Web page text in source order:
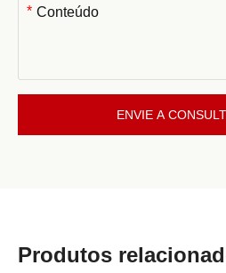
*
ENVIE A
Produtos